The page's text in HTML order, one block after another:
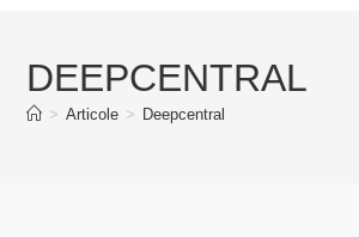
DEEPCENTRAL
> Articole > Deepcentral